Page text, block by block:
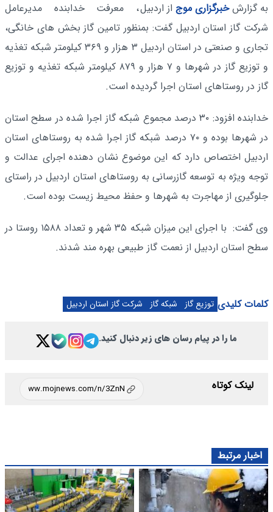
به گزارشخبرگزاری موج از اردبیل، معرفت خدابنده مدیرعامل
شرکت گاز استان اردبیل گفت: بمنظور تامین گاز بخش های خانگی،
تجاری و صنعتی در استان اردبیل ۳ هزار و ۳۶۹ کیلومتر شبکه تغذیه
و توزیع گاز در شهرها و ۷ هزار و ۸۷۹ کیلومتر شبکه تغذیه و توزیع
گاز در روستاهای استان اجرا گردیده است.
خدابنده افزود: ۳۰ درصد مجموع شبکه گاز اجرا شده در سطح استان
در شهرها بوده و ۷۰ درصد شبکه گاز اجرا شده به روستاهای استان
اردبیل اختصاص دارد که این موضوع نشان دهنده اجرای عدالت و
توجه ویژه به توسعه گازرسانی به روستاهای استان اردبیل در راستای
جلوگیری از مهاجرت به شهرها و حفظ محیط زیست بوده است.
وی گفت: با اجرای این میزان شبکه ۳۵ شهر و تعداد ۱۵۸۸ روستا در
سطح استان اردبیل از نعمت گاز طبیعی بهره مند شدند.
کلمات کلیدی توزیع گاز شبکه گاز شرکت گاز استان اردبیل
ما را در پیام رسان های زیر دنبال کنید.
لینک کوتاه
اخبار مرتبط